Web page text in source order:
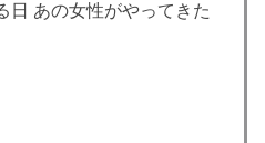
日 あの女性がやってきた